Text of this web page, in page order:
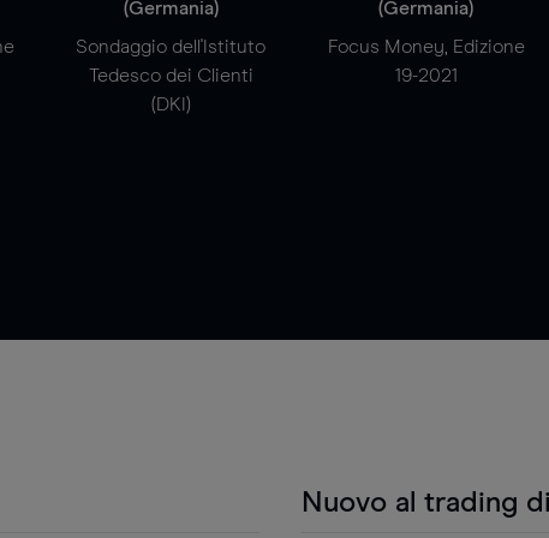
(Germania)
Sondaggio dell'Istituto
Tedesco dei Clienti
(DKI)
(Germania)
Focus Money, Edizione
19-2021
Nuovo al trading